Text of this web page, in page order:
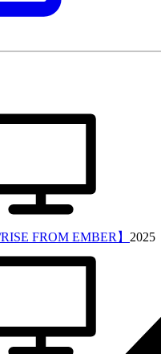
FROM EMBER】 2025